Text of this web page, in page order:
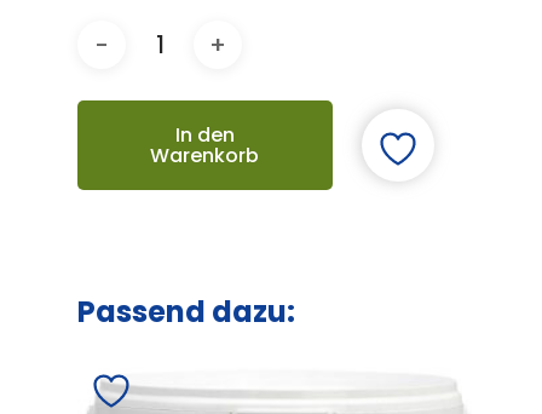
In den
Warenkorb
Passend dazu: